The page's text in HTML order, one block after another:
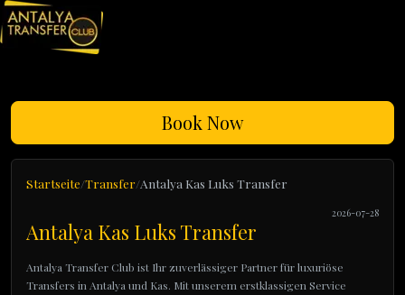
Book Now
Startseite Transfer Antalya Kas Luks Transfer
2026-07-28
Antalya Kas Luks Transfer
Antalya Transfer Club ist Ihr zuverlässiger Partner für luxuriöse
Transfers in Antalya und Kas. Mit unserem erstklassigen Service